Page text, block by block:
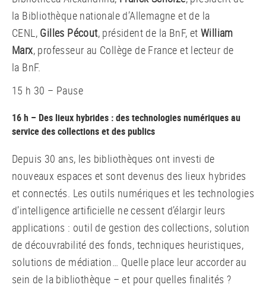
la Bibliothèque nationale d’Allemagne et de la
CENL, Gilles Pécout, président de la BnF, etWilliam
Marx, professeur au Collège de France et lecteur de
la BnF.
15 h 30 – Pause
16 h – Des lieux hybrides : des technologies numériques au
service des collections et des publics
Depuis 30 ans, les bibliothèques ont investi de
nouveaux espaces et sont devenus des lieux hybrides
et connectés. Les outils numériques et les technologies
d’intelligence artificielle ne cessent d’élargir leurs
applications : outil de gestion des collections, solution
de découvrabilité des fonds, techniques heuristiques,
solutions de médiation… Quelle place leur accorder au
sein de la bibliothèque – et pour quelles finalités ?